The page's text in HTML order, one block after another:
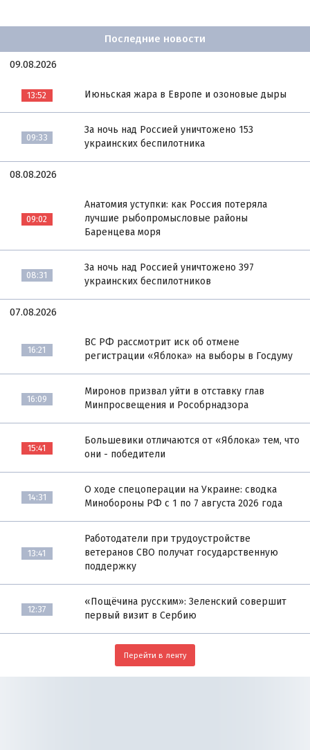
Последние новости
09.08.2026
13:52 Июньская жара в Европе и озоновые дыры
09:33
За ночь над Россией уничтожено 153
украинских беспилотника
08.08.2026
09:02
Анатомия уступки: как Россия потеряла
лучшие рыбопромысловые районы
Баренцева моря
08:31
За ночь над Россией уничтожено 397
украинских беспилотников
07.08.2026
16:21
ВС РФ рассмотрит иск об отмене
регистрации «Яблока» на выборы в Госдуму
16:09
Миронов призвал уйти в отставку глав
Минпросвещения и Рособрнадзора
15:41
Большевики отличаются от «Яблока» тем, что
они - победители
14:31
О ходе спецоперации на Украине: сводка
Минобороны РФ с 1 по 7 августа 2026 года
13:41
Работодатели при трудоустройстве
ветеранов СВО получат государственную
поддержку
12:37
«Пощёчина русским»: Зеленский совершит
первый визит в Сербию
Перейти в ленту